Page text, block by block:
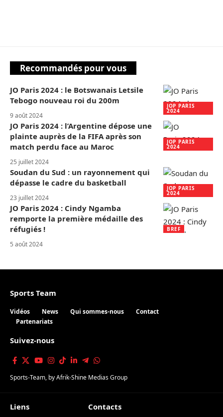
Recommandés pour vous
JOP PARIS
2024
JO Paris 2024 : le Botswanais Letsile
Tebogo nouveau roi du 200m
9 août 2024
JOP PARIS
2024
JO Paris 2024 : l’Argentine dépose une
plainte auprès de la FIFA après son
match perdu face au Maroc
25 juillet 2024
JOP PARIS
2024
Soudan du Sud : un rayonnement qui
dépasse le cadre du basketball
23 juillet 2024
BREF
JO Paris 2024 : Cindy Ngamba
remporte la première médaille des
réfugiés !
5 août 2024
Sports Team
Vidéos News Qui sommes-nous
Contact
Partenariats
Suivez-nous
Sports-Team, byAfrik-Shine Medias Group
Liens Contacts